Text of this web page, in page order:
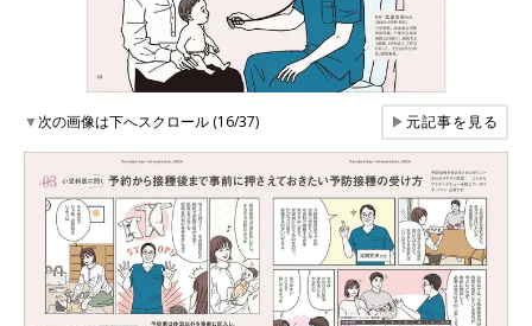
▼次の画像は下へスクロール (16/37) ▶元記事を見る